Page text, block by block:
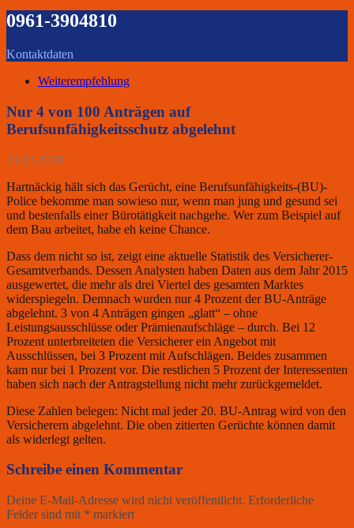
0961-3904810
Kontaktdaten
Weiterempfehlung
Nur 4 von 100 Anträgen auf
Berufsunfähigkeitsschutz abgelehnt
31.03.2018
Hartnäckig hält sich das Gerücht, eine Berufsunfähigkeits-(BU)-
Police bekomme man sowieso nur, wenn man jung und gesund sei
und bestenfalls einer Bürotätigkeit nachgehe. Wer zum Beispiel auf
dem Bau arbeitet, habe eh keine Chance.
Dass dem nicht so ist, zeigt eine aktuelle Statistik des Versicherer-
Gesamtverbands. Dessen Analysten haben Daten aus dem Jahr 2015
ausgewertet, die mehr als drei Viertel des gesamten Marktes
widerspiegeln. Demnach wurden nur 4 Prozent der BU-Anträge
abgelehnt. 3 von 4 Anträgen gingen „glatt“ – ohne
Leistungsausschlüsse oder Prämienaufschläge – durch. Bei 12
Prozent unterbreiteten die Versicherer ein Angebot mit
Ausschlüssen, bei 3 Prozent mit Aufschlägen. Beides zusammen
kam nur bei 1 Prozent vor. Die restlichen 5 Prozent der Interessenten
haben sich nach der Antragstellung nicht mehr zurückgemeldet.
Diese Zahlen belegen: Nicht mal jeder 20. BU-Antrag wird von den
Versicherern abgelehnt. Die oben zitierten Gerüchte können damit
als widerlegt gelten.
Schreibe einen Kommentar
Deine E-Mail-Adresse wird nicht veröffentlicht. Erforderliche
Felder sind mit * markiert